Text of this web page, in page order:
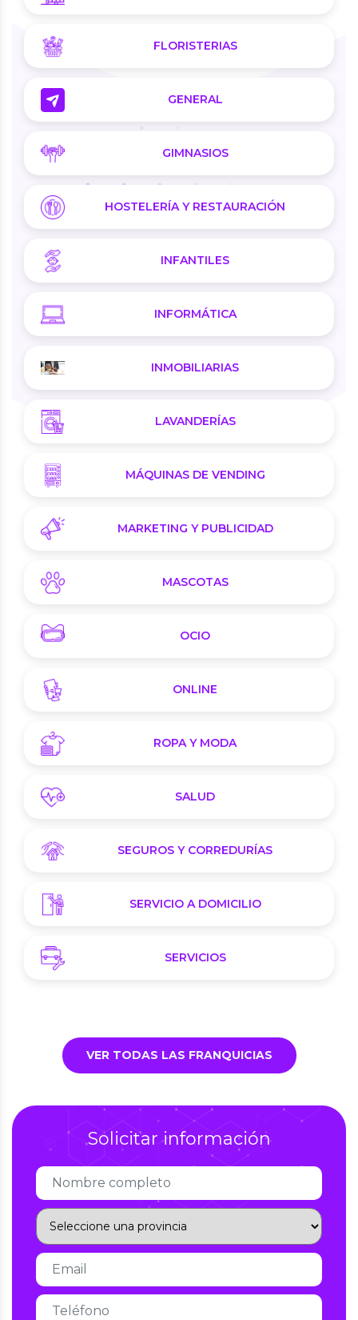
FLORISTERIAS
GENERAL
GIMNASIOS
HOSTELERÍA Y RESTAURACIÓN
INFANTILES
INFORMÁTICA
INMOBILIARIAS
LAVANDERÍAS
MÁQUINAS DE VENDING
MARKETING Y PUBLICIDAD
MASCOTAS
OCIO
ONLINE
ROPA Y MODA
SALUD
SEGUROS Y CORREDURÍAS
SERVICIO A DOMICILIO
SERVICIOS
VER TODAS LAS FRANQUICIAS
Solicitar información